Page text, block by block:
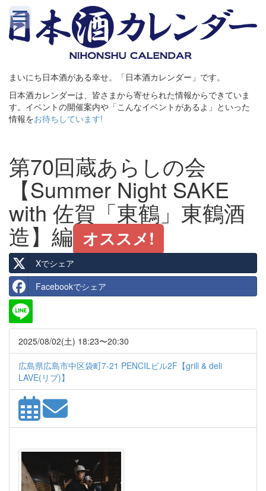
まいにち日本酒がある幸せ。「日本酒カレンダー」です。
日本酒カレンダーは、皆さまから寄せられた情報からできていま
す。イベントの開催案内や「こんなイベントがあるよ」といった
情報をお待ちしています!
第70回蔵あらしの会
【Summer Night SAKE
with 佐賀「東鶴」東鶴酒
造】編 オススメ!
Xでシェア
Facebookでシェア
2025/08/02(土) 18:23〜20:30
広島県広島市中区袋町7-21 PENCILビル2F【grill & deli
LAVE(リブ)】